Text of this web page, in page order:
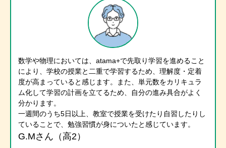
数学や物理においては、atama+で先取り学習を進めること
により、学校の授業と二重で学習するため、理解度・定着
度が高まっていると感じます。また、単元数をカリキュラ
ム化して学習の計画を立てるため、自分の進み具合がよく
分かります。
一週間のうち5日以上、教室で授業を受けたり自習したりし
ていることで、勉強習慣が身についたと感じています。
G.Mさん（高2）